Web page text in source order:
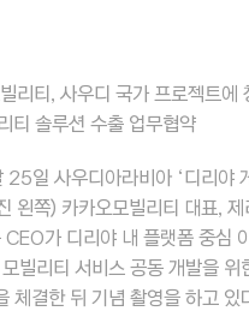
리티, 사우디 국가 프로젝트에
티 솔루션 수출 업무협약
25일 사우디아라비아 ‘디리야
왼쪽) 카카오모빌리티 대표,
가 디리야 내 플랫폼 중심
빌리티 서비스 공동 개발을 위
체결한 뒤 기념 촬영을 하고 있